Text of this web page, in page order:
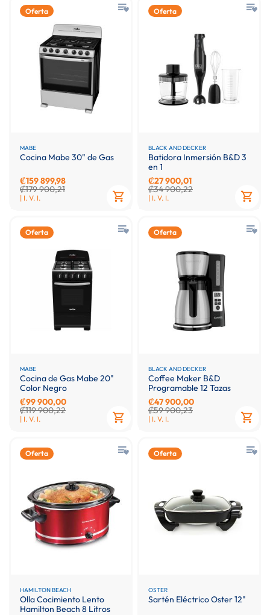
Oferta
MABE
Cocina Mabe 30" de Gas
₡159 899,98
₡179 900,21
| I. V. I.
Oferta
BLACK AND DECKER
Batidora Inmersión B&D 3
en 1
₡27 900,01
₡34 900,22
| I. V. I.
Oferta
MABE
Cocina de Gas Mabe 20"
Color Negro
₡99 900,00
₡119 900,22
| I. V. I.
Oferta
BLACK AND DECKER
Coffee Maker B&D
Programable 12 Tazas
₡47 900,00
₡59 900,23
| I. V. I.
Oferta
HAMILTON BEACH
Olla Cocimiento Lento
Hamilton Beach 8 Litros
Oferta
OSTER
Sartén Eléctrico Oster 12"